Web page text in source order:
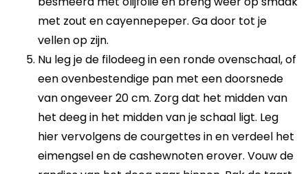
met zout en cayennepeper. Ga door tot je
vellen op zijn.
Nu leg je de filodeeg in een ronde ovenschaal, of
een ovenbestendige pan met een doorsnede
van ongeveer 20 cm. Zorg dat het midden van
het deeg in het midden van je schaal ligt. Leg
hier vervolgens de courgettes in en verdeel het
eimengsel en de cashewnoten erover. Vouw de